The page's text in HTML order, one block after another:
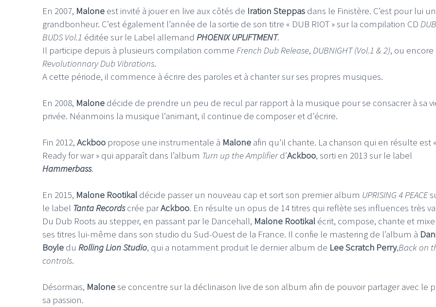
En 2007, Malone est invité à jouer en live aux côtés de Iration Steppas dans le Finistère. C’est pour lui un
grandbonheur. C’est également l’année de la sortie de son titre « DUB RIOT » sur la compilation CD DUB
BUDS Vol.1 éditée sur le Label allemand PHOENIX UPLIFTMENT.
Il participe depuis à plusieurs compilation comme French Dub Release, DUBNIGHT (Vol.1 & 2), ou encore
Revolutionnary Dub Vibrations.
A cette période, il commence à écrire des paroles et à chanter sur ses propres musiques.
En 2008, Malone décide de prendre un peu de recul par rapport à la musique pour se consacrer à sa
privée. Néanmoins la musique l’animant, il continue de composer et d'écrire.
Fin 2012, Ackboo propose une instrumentale à Malone afin qu'il chante. La chanson qui en résulte est «
Ready for war » qui apparaît dans l’album Turn up the Amplifierd’Ackboo, sorti en 2013 sur le label
Hammerbass.
En 2015, Malone Rootikal décide passer un nouveau cap et sort son premier album UPRISING 4 PEACE
le label Tanta Recordscrée parAckboo. En résulte un opus de 14 titres qui reflète ses influences très
Du Dub Roots au stepper, en passant par le Dancehall, Malone Rootikal écrit, compose, chante et
ses titres lui-même dans son studio du Sud-Ouest de la France. Il confie le mastering de l’album à
Boyle du Rolling Lion Studio, qui a notamment produit le dernier album de Lee Scratch Perry,Back on
controls.
Désormais, Malonese concentre sur la déclinaison live de son album afin de pouvoir partager avec le
sa passion.
LE GROS RIFFIFI
LE GROS RIFFIFI –
Christmas Riffifi 2025 !!!
LE GROS RIFFIFI
LE GROS RIFFIFI – Surfin’
The Covers !!!
LE GROS RIFFIFI
LE GROS RIFFIFI –
Littératurock !!!